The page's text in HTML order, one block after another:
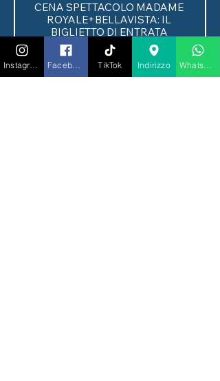
CENA SPETTACOLO MADAME
ROYALE+BELLAVISTA: IL
BIGLIETTO DI ENTRATA
COMPRENDE:
✅ Ingresso
✅ Tavolo riservato
✅ un raffinato menù degustazione
TikTok Indirizzo